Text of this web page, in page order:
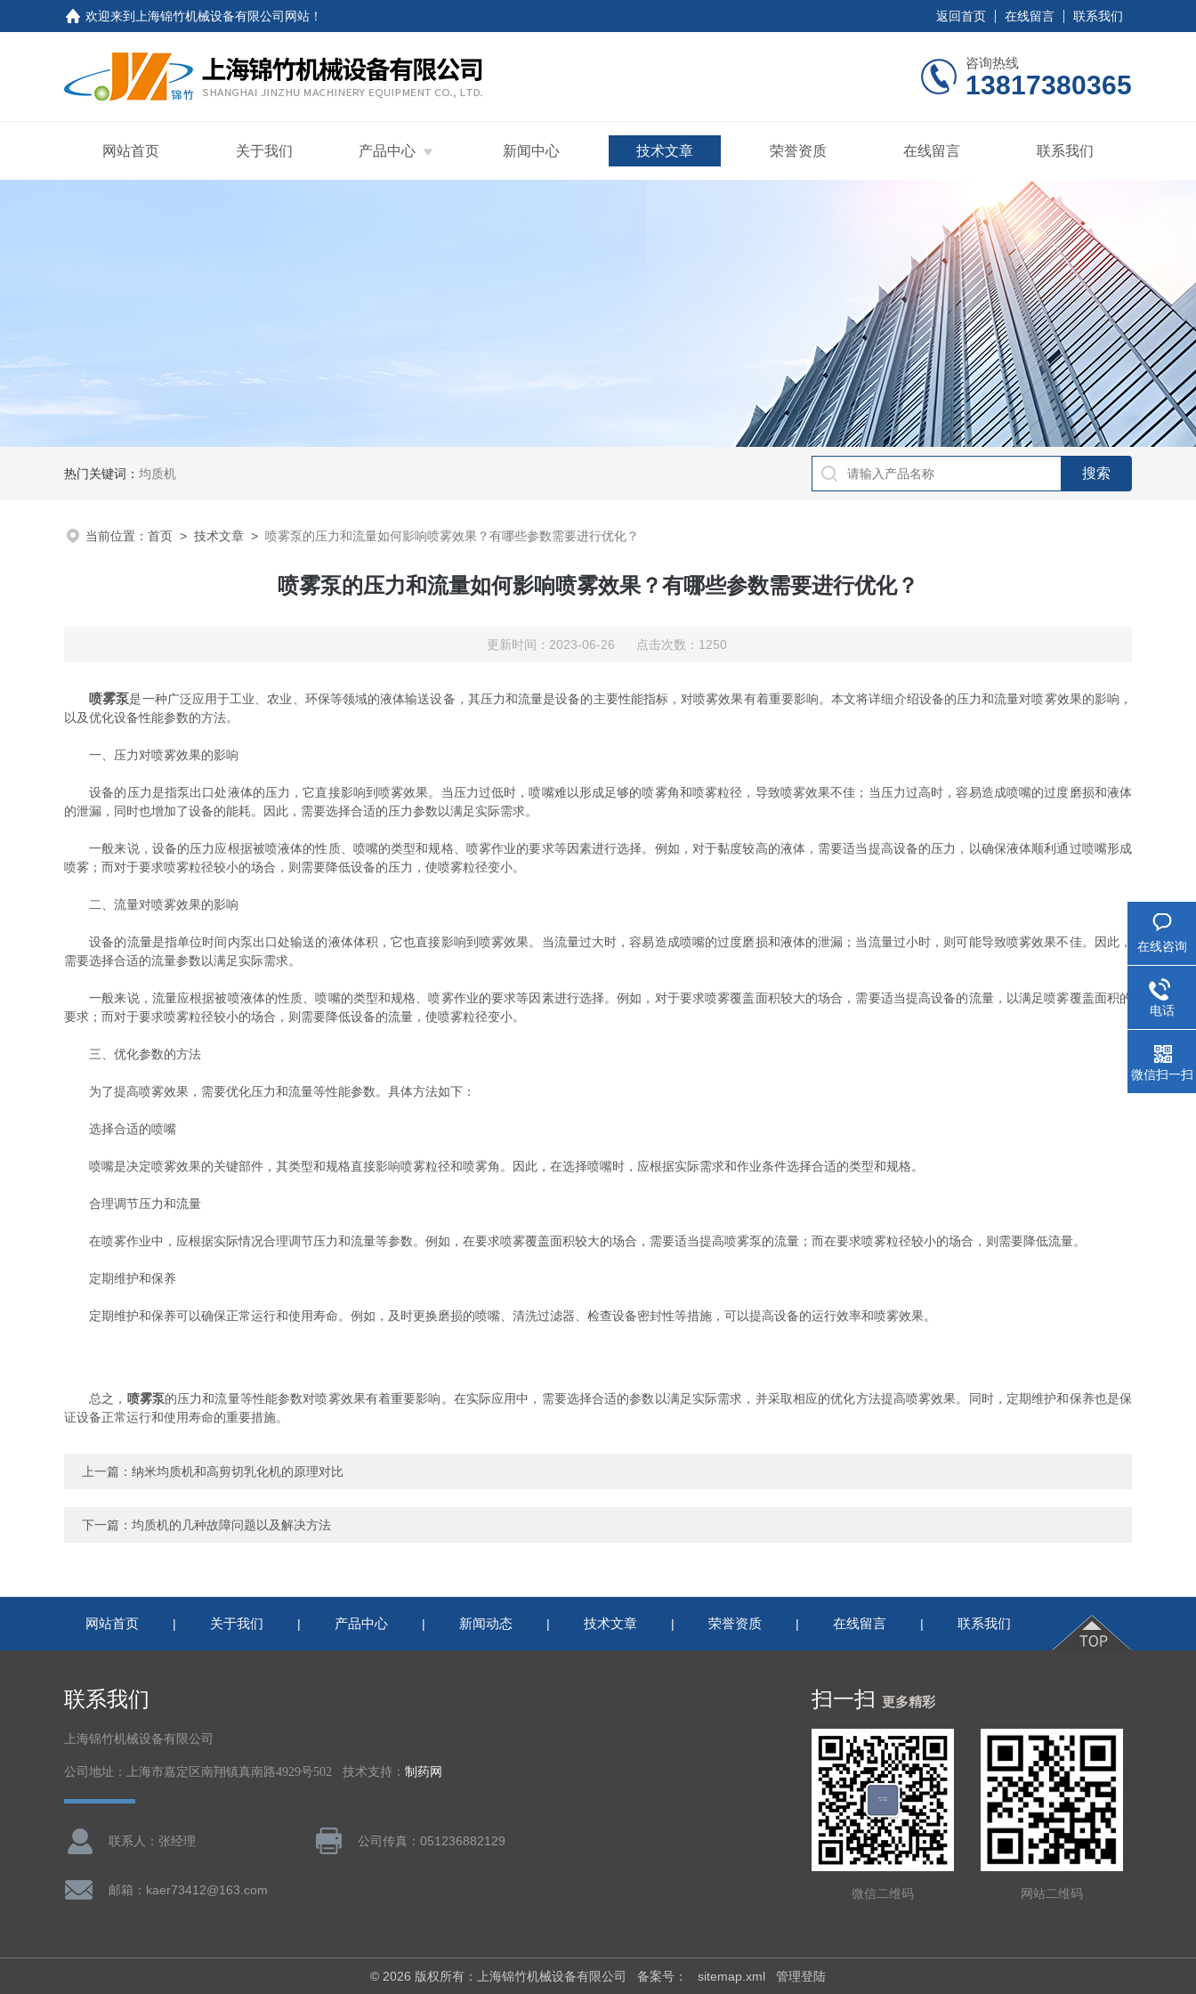
欢迎来到 上海锦竹机械设备有限公司网站 ！ 返回首页 在线留言 联系我们
咨询热线
13817380365
网站首页 关于我们 产品中心 新闻中心 技术文章 荣誉资质 在线留言 联系我们
热门关键词： 均质机
当前位置： 首页 > 技术文章 > 喷雾泵的压力和流量如何影响喷雾效果？有哪些参数需要进行优化？
喷雾泵的压力和流量如何影响喷雾效果？有哪些参数需要进行优化？
更新时间：2023-06-26 点击次数：1250
喷雾泵是一种广泛应用于工业、农业、环保等领域的液体输送设备，其压力和流量是设备的主要性能指标，对喷雾效果有着重要影响。本文将详细介绍设备的压力和流量对喷雾效果的影响，
以及优化设备性能参数的方法。
一、压力对喷雾效果的影响
设备的压力是指泵出口处液体的压力，它直接影响到喷雾效果。当压力过低时，喷嘴难以形成足够的喷雾角和喷雾粒径，导致喷雾效果不佳；当压力过高时，容易造成喷嘴的过度磨损和液体
的泄漏，同时也增加了设备的能耗。因此，需要选择合适的压力参数以满足实际需求。
一般来说，设备的压力应根据被喷液体的性质、喷嘴的类型和规格、喷雾作业的要求等因素进行选择。例如，对于黏度较高的液体，需要适当提高设备的压力，以确保液体顺利通过喷嘴形成
喷雾；而对于要求喷雾粒径较小的场合，则需要降低设备的压力，使喷雾粒径变小。
二、流量对喷雾效果的影响
设备的流量是指单位时间内泵出口处输送的液体体积，它也直接影响到喷雾效果。当流量过大时，容易造成喷嘴的过度磨损和液体的泄漏；当流量过小时，则可能导致喷雾效果不佳。因此，
需要选择合适的流量参数以满足实际需求。
一般来说，流量应根据被喷液体的性质、喷嘴的类型和规格、喷雾作业的要求等因素进行选择。例如，对于要求喷雾覆盖面积较大的场合，需要适当提高设备的流量，以满足喷雾覆盖面积的
要求；而对于要求喷雾粒径较小的场合，则需要降低设备的流量，使喷雾粒径变小。
三、优化参数的方法
为了提高喷雾效果，需要优化压力和流量等性能参数。具体方法如下：
选择合适的喷嘴
喷嘴是决定喷雾效果的关键部件，其类型和规格直接影响喷雾粒径和喷雾角。因此，在选择喷嘴时，应根据实际需求和作业条件选择合适的类型和规格。
合理调节压力和流量
在喷雾作业中，应根据实际情况合理调节压力和流量等参数。例如，在要求喷雾覆盖面积较大的场合，需要适当提高喷雾泵的流量；而在要求喷雾粒径较小的场合，则需要降低流量。
定期维护和保养
定期维护和保养可以确保正常运行和使用寿命。例如，及时更换磨损的喷嘴、清洗过滤器、检查设备密封性等措施，可以提高设备的运行效率和喷雾效果。
总之， 喷雾泵的压力和流量等性能参数对喷雾效果有着重要影响。在实际应用中，需要选择合适的参数以满足实际需求，并采取相应的优化方法提高喷雾效果。同时，定期维护和保养也是保
证设备正常运行和使用寿命的重要措施。
上一篇： 纳米均质机和高剪切乳化机的原理对比
下一篇： 均质机的几种故障问题以及解决方法
网站首页 | 关于我们 | 产品中心 | 新闻动态 | 技术文章 | 荣誉资质 | 在线留言 | 联系我们
联系我们
上海锦竹机械设备有限公司
公司地址：上海市嘉定区南翔镇真南路4929号502 技术支持： 制药网
联系人：张经理 公司传真：051236882129
邮箱：kaer73412@163.com
扫一扫 更多精彩
微信二维码 网站二维码
© 2026 版权所有：上海锦竹机械设备有限公司 备案号： sitemap.xml 管理登陆
在线咨询
电话
微信扫一扫